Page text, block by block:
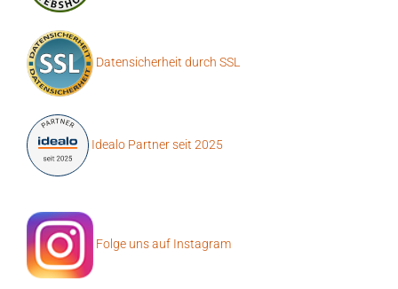
Datensicherheit durch SSL
Idealo Partner seit 2025
Folge uns auf Instagram